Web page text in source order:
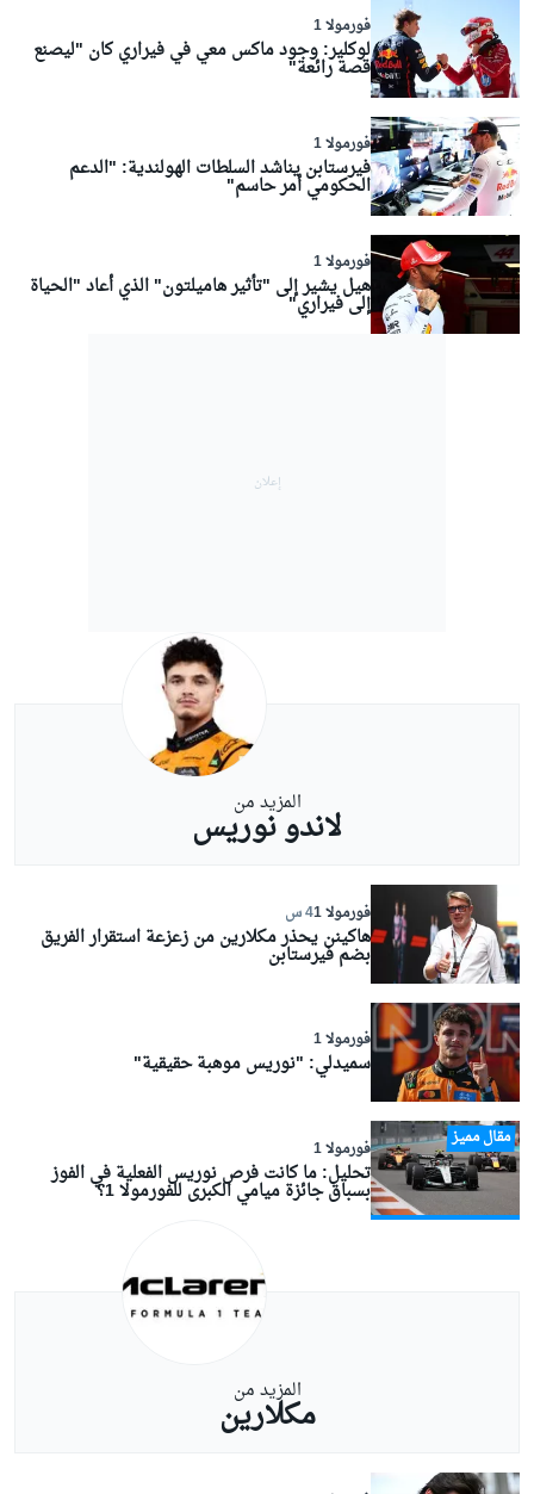
فورمولا 1
لوكلير: وجود ماكس معي في فيراري كان "ليصنع
قصة رائعة"
فورمولا 1
فيرستابن يناشد السلطات الهولندية: "الدعم
الحكومي أمر حاسم"
فورمولا 1
هيل يشير إلى "تأثير هاميلتون" الذي أعاد "الحياة
إلى فيراري"
المزيد من
لاندو نوريس
فورمولا 1 4 س
هاكينن يحذر مكلارين من زعزعة استقرار الفريق
بضم فيرستابن
فورمولا 1
سميدلي: "نوريس موهبة حقيقية"
مقال مميز فورمولا 1
تحليل: ما كانت فرص نوريس الفعلية في الفوز
بسباق جائزة ميامي الكبرى للفورمولا 1؟
المزيد من
مكلارين